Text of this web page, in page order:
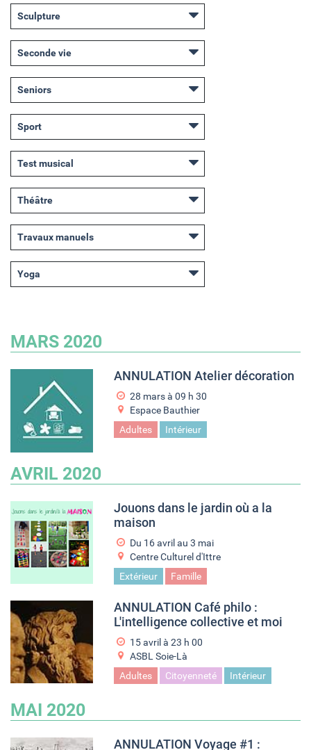
Sculpture
Seconde vie
Seniors
Sport
Test musical
Théâtre
Travaux manuels
Yoga
MARS 2020
ANNULATION Atelier décoration
28 mars à 09 h 30
Espace Bauthier
Adultes
Intérieur
AVRIL 2020
Jouons dans le jardin où a la
maison
Du 16 avril au 3 mai
Centre Culturel d'Ittre
Extérieur
Famille
ANNULATION Café philo :
L'intelligence collective et moi
15 avril à 23 h 00
ASBL Soie-Là
Adultes
Citoyenneté Intérieur
MAI 2020
ANNULATION Voyage #1 :